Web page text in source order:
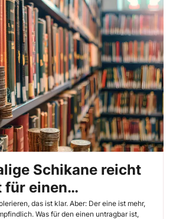
Schikane reicht
für einen
das ist klar. Aber: Der eine ist mehr,
Was für den einen untragbar ist,